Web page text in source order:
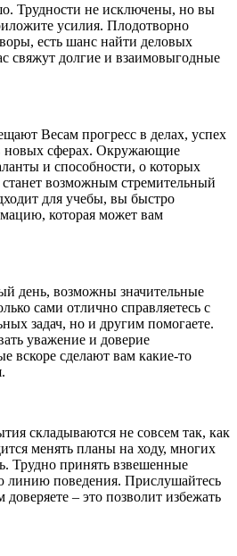
Трудности не исключены, но вы
усилия. Плодотворно
есть шанс найти деловых
свяжут долгие и взаимовыгодные
Весам прогресс в делах, успех
новых сферах. Окружающие
и способности, о которых
возможным стремительный
для учебы, вы быстро
которая может вам
день, возможны значительные
сами отлично справляетесь с
задач, но и другим помогаете.
уважение и доверие
вскоре сделают вам какие-то
складываются не совсем так, как
менять планы на ходу, многих
Трудно принять взвешенные
линию поведения. Прислушайтесь
– это позволит избежать